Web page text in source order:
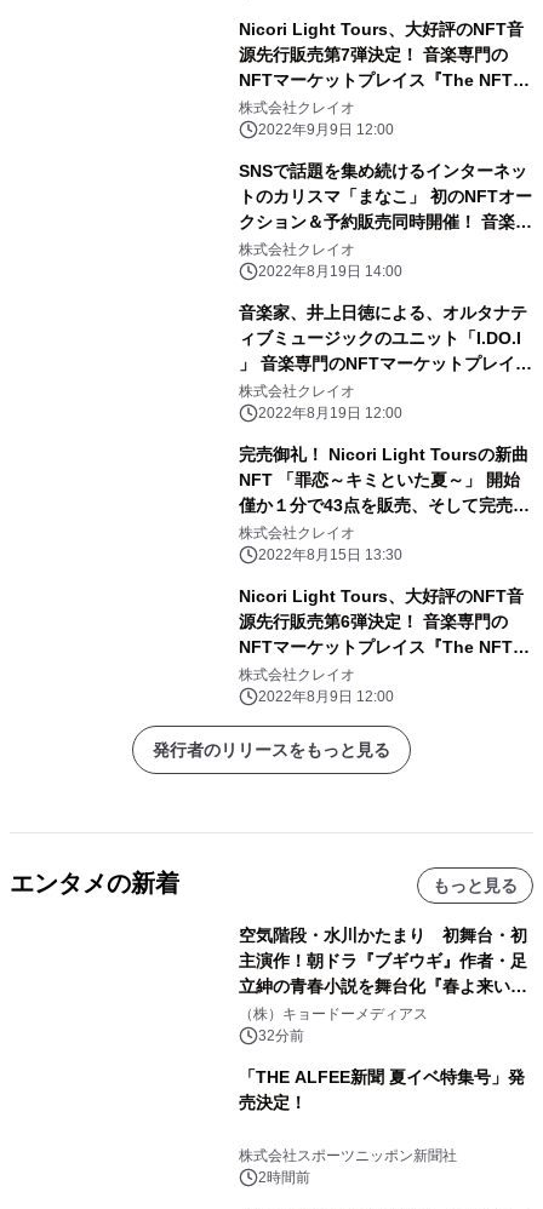
Nicori Light Tours、大好評のNFT音
源先行販売第7弾決定！ 音楽専門の
NFTマーケットプレイス『The NFT
Records』にて 「君を好きというこ
と」9月15日(木)12:00、50点限定ドロ
株式会社クレイオ
2022年9月9日 12:00
SNSで話題を集め続けるインターネッ
トのカリスマ「まなこ」 初のNFTオー
クション＆予約販売同時開催！ 音楽専
門のNFTマーケットプレイス『The
NFT Records』にて受付開始！
株式会社クレイオ
2022年8月19日 14:00
音楽家、井上日徳による、オルタナテ
ィブミュージックのユニット「I.DO.I
」 音楽専門のNFTマーケットプレイス
『The NFT Records』にて 初のNFT
を数量限定と予約販売の２種で販売開
株式会社クレイオ
2022年8月19日 12:00
完売御礼！ Nicori Light Toursの新曲
NFT 「罪恋～キミといた夏～」 開始
僅か１分で43点を販売、そして完売！
該当商品（１万円相当）が当たるリツ
イートキャンペーンは8月24日まで
株式会社クレイオ
2022年8月15日 13:30
Nicori Light Tours、大好評のNFT音
源先行販売第6弾決定！ 音楽専門の
NFTマーケットプレイス『The NFT
Records』にて 「罪恋～キミといた夏
～」8月15日(月)12:00、50点限定ドロ
ップ！
株式会社クレイオ
2022年8月9日 12:00
発行者のリリースをもっと見る
エンタメの新着 もっと見る
空気階段・水川かたまり 初舞台・初
主演作！朝ドラ『ブギウギ』作者・足
立紳の青春小説を舞台化『春よ来い、
マジで来い』キービジュアル解禁！
（株）キョードーメディアス
32分前
「THE ALFEE新聞 夏イベ特集号」発
売決定！
株式会社スポーツニッポン新聞社
2時間前